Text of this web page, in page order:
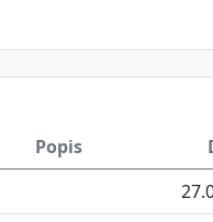
Popis